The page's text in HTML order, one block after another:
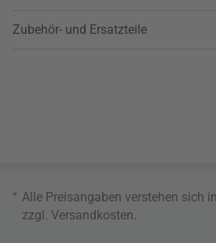
Zubehör- und Ersatzteile
* Alle Preisangaben verstehen sich
zzgl. Versandkosten